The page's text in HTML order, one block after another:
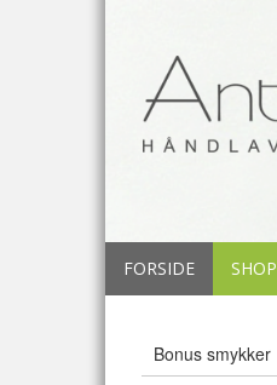
FORSIDE SHOP
Bonus smykker